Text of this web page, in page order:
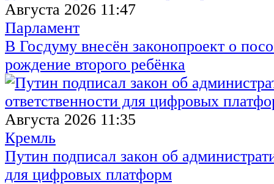
Августа 2026 11:47
Парламент
В Госдуму внесён законопроект о
рождение второго ребёнка
Августа 2026 11:35
Кремль
Путин подписал закон об
для цифровых платформ